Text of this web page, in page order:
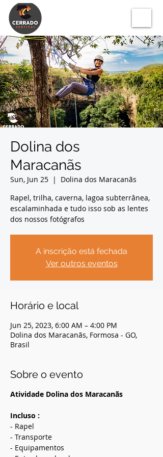
Dolina dos
Maracanãs
Sun, Jun 25
  |
Dolina dos Maracanãs
Rapel, trilha, caverna, lagoa subterrânea,
escalaminhada e tudo isso sob as lentes
dos nossos fotógrafos
A inscrição está fechada
Ver outros eventos
Horário e local
Jun 25, 2023, 6:00 AM – 4:00 PM
Dolina dos Maracanãs, Formosa - GO,
Brasil
Sobre o evento
Atividade Dolina dos Maracanãs
Incluso :
- Rapel
- Transporte
- Equipamentos